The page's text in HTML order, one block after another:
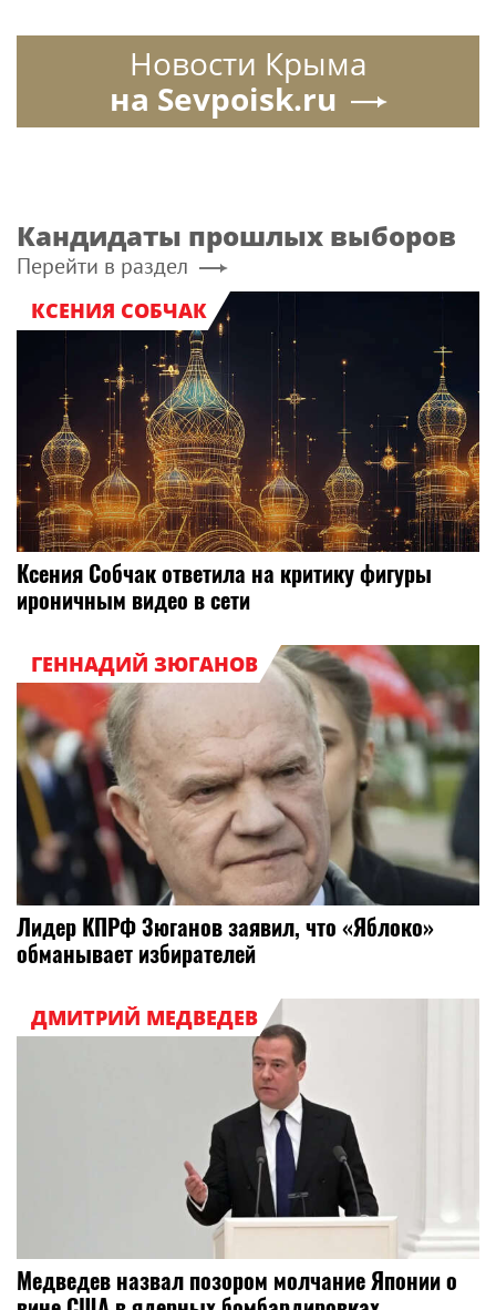
Новости Крыма
на Sevpoisk.ru
Кандидаты прошлых выборов
Перейти в раздел
КСЕНИЯ СОБЧАК
Ксения Собчак ответила на критику фигуры
ироничным видео в сети
ГЕННАДИЙ ЗЮГАНОВ
Лидер КПРФ Зюганов заявил, что «Яблоко»
обманывает избирателей
ДМИТРИЙ МЕДВЕДЕВ
Медведев назвал позором молчание Японии о